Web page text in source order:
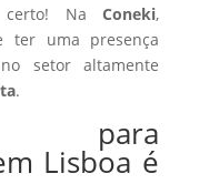
certo! NaConeki,
ter uma presença
setor altamente
.
para
Lisboa é